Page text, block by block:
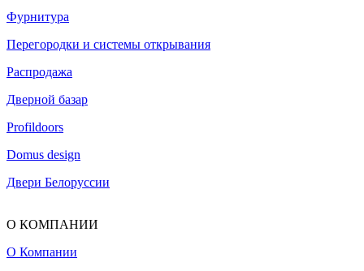
Фурнитура
Перегородки и системы открывания
Распродажа
Дверной базар
Profildoors
Domus design
Двери Белоруссии
О КОМПАНИИ
О Компании